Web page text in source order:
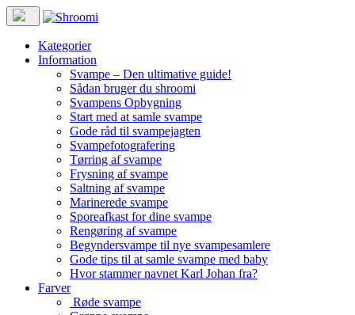
Kategorier
Information
Svampe – Den ultimative guide!
Sådan bruger du shroomi
Svampens Opbygning
Start med at samle svampe
Gode råd til svampejagten
Svampefotografering
Tørring af svampe
Frysning af svampe
Saltning af svampe
Marinerede svampe
Sporeafkast for dine svampe
Rengøring af svampe
Begyndersvampe til nye svampesamlere
Gode tips til at samle svampe med baby
Hvor stammer navnet Karl Johan fra?
Farver
Røde svampe